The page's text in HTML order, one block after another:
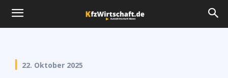
22. Oktober 2025